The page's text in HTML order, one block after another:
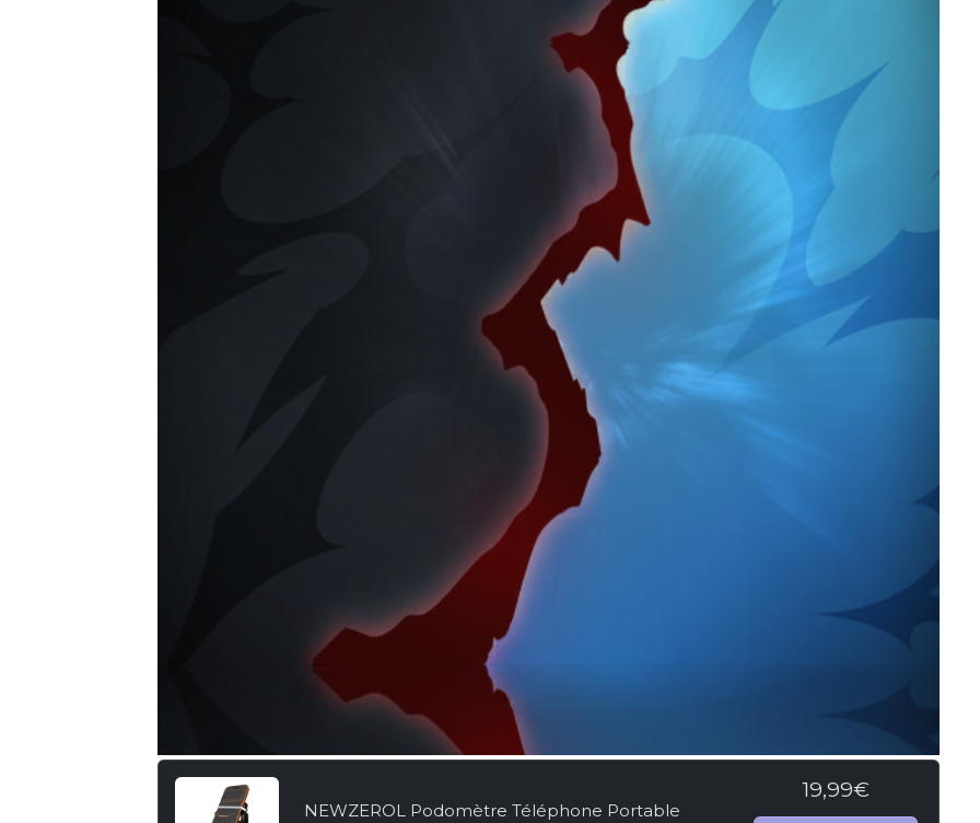
NEWZEROL Podomètre Téléphone Portable
19,99€